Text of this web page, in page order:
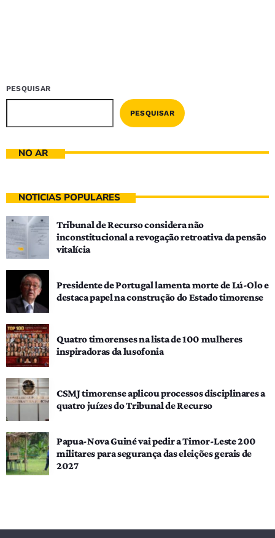
PESQUISAR
PESQUISAR
NO AR
NOTÍCIAS POPULARES
Tribunal de Recurso considera não
inconstitucional a revogação retroativa da pensão
vitalícia
Presidente de Portugal lamenta morte de Lú-Olo e
destaca papel na construção do Estado timorense
Quatro timorenses na lista de 100 mulheres
inspiradoras da lusofonia
CSMJ timorense aplicou processos disciplinares a
quatro juízes do Tribunal de Recurso
Papua-Nova Guiné vai pedir a Timor-Leste 200
militares para segurança das eleições gerais de
2027